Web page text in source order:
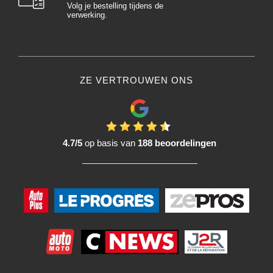
Verdeel het product stevig over de beschadigde plek en druk gelijkmatig
flexibele vulplaat beter geschikt is voor rondingen en gebogen oppervlakken.
P80-P120 grof Schuurpapier
Controleer het oppervlak regelmatig onder een strijklamp.
Eindig met een fijne korrel om het oppervlak voor te bereiden voor het
Een paar slagmoersleutels voor een professioneel resultaat:
Werk met lange, gelijkmatige slagen in plaats van kleine
Wissel Schuurmiddelen af om het oppervlak te egaliseren.
Controleer de vlakheid met de hand: een perfect glad oppervlak mag niet
voelbaar zijn.
verkort de schuurtijd en zorgt voor een perfecte afwerking voor het Autoverf.
Waarom een Stopverf wig gebruiken?
Volg je bestelling tijdens de
verwerking.
ZE VERTROUWEN ONS
4.7/5 op basis van 188 beoordelingen